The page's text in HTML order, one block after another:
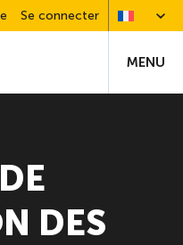
Se connecter
MENU
DES